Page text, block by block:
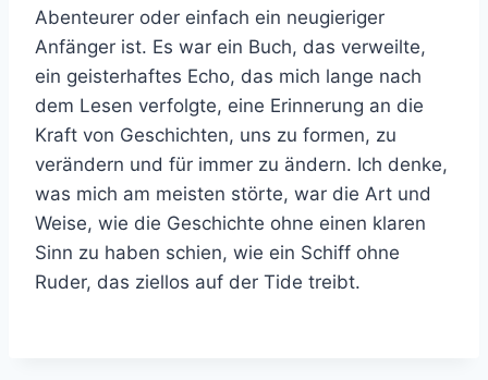
Abenteurer oder einfach ein neugieriger
Anfänger ist. Es war ein Buch, das verweilte,
ein geisterhaftes Echo, das mich lange nach
dem Lesen verfolgte, eine Erinnerung an die
Kraft von Geschichten, uns zu formen, zu
verändern und für immer zu ändern. Ich denke,
was mich am meisten störte, war die Art und
Weise, wie die Geschichte ohne einen klaren
Sinn zu haben schien, wie ein Schiff ohne
Ruder, das ziellos auf der Tide treibt.